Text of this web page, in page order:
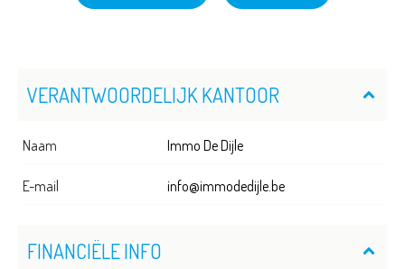
VERANTWOORDELIJK KANTOOR
Naam Immo De Dijle
E-mail info@immodedijle.be
FINANCIËLE INFO